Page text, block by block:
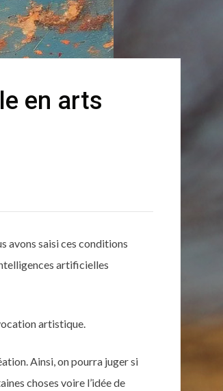
en arts
avons saisi ces conditions
artificielles
artistique.
Ainsi, on pourra juger si
choses voire l’idée de